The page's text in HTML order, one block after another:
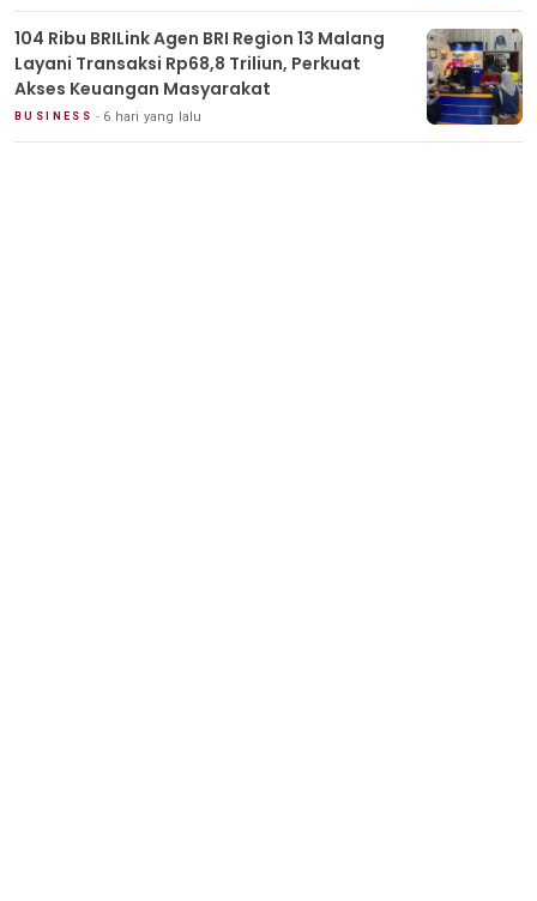
104 Ribu BRILink Agen BRI Region 13 Malang
Layani Transaksi Rp68,8 Triliun, Perkuat
Akses Keuangan Masyarakat
BUSINESS 6 hari yang lalu